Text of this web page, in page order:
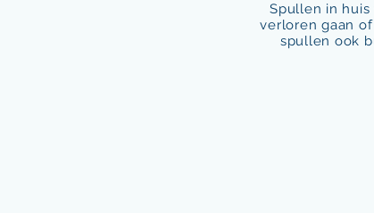
Spullen in
verloren gaan
spullen ook